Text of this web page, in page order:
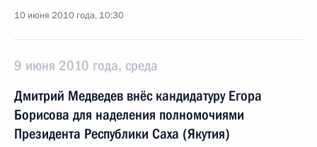
10 июня 2010 года, 10:30
9 июня 2010 года, среда
Дмитрий Медведев внёс кандидатуру Егора
Борисова для наделения полномочиями
Президента Республики Саха (Якутия)